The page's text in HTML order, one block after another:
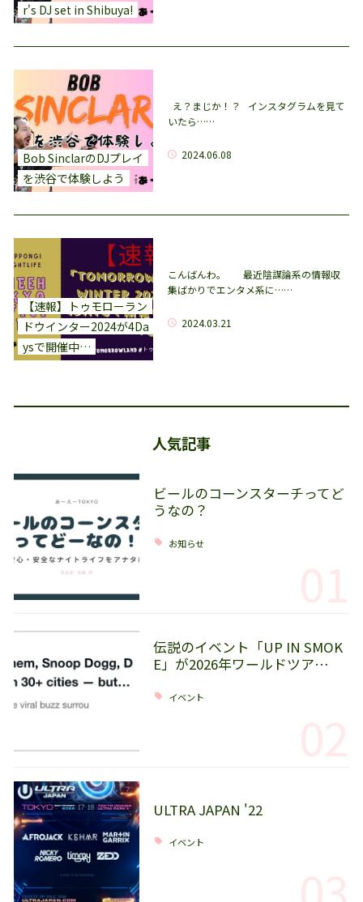
r's DJ set in Shibuya!
Bob SinclarのDJプレイ
を渋谷で体験しよう
え？まじか！？ インスタグラムを見て
いたら……
2024.06.08
【速報】トゥモローラン
ドウインター2024が4Da
ysで開催中…
こんばんわ。 最近陰謀論系の情報収
集ばかりでエンタメ系に……
2024.03.21
人気記事
ビールのコーンスターチってど
うなの？
お知らせ
伝説のイベント「UP IN SMOK
E」が2026年ワールドツア…
イベント
ULTRA JAPAN '22
イベント